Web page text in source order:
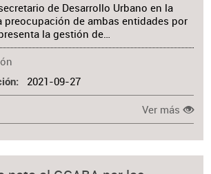
de Desarrollo Urbano en la
preocupación de ambas entidades por
la gestión de…
2021-09-27
Ver más